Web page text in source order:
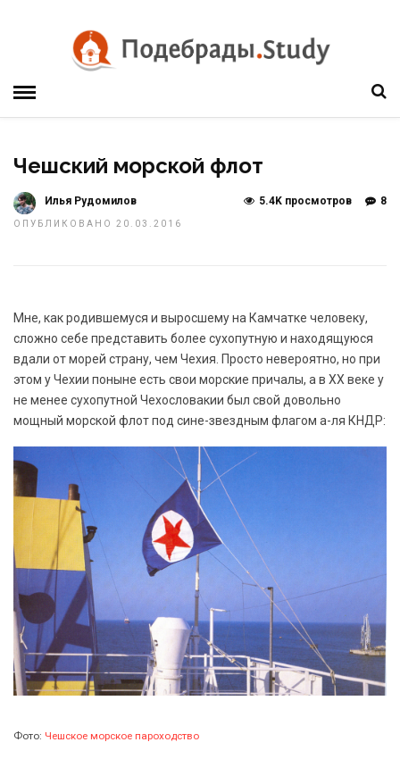
Чешский морской флот
Илья Рудомилов
ОПУБЛИКОВАНО 20.03.2016
8
5.4K просмотров
Мне, как родившемуся и выросшему на Камчатке человеку,
сложно себе представить более сухопутную и находящуюся
вдали от морей страну, чем Чехия. Просто невероятно, но при
этом у Чехии поныне есть свои морские причалы, а в XX веке у
не менее сухопутной Чехословакии был свой довольно
мощный морской флот под сине-звездным флагом а-ля КНДР:
Фото: Чешское морское пароходство